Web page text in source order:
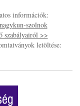
információk:
szolnok
szabályairól >>
letöltése: